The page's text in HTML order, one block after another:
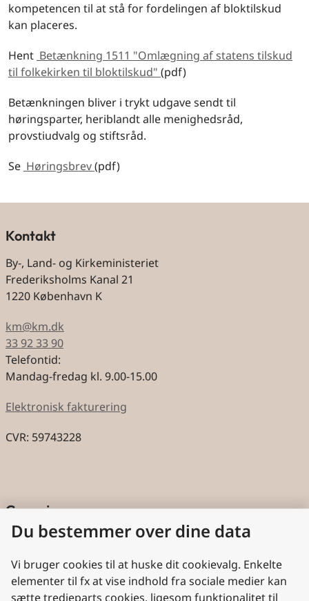
kompetencen til at stå for fordelingen af bloktilskud
kan placeres.
Hent Betænkning 1511 "Omlægning af statens tilskud
til folkekirken til bloktilskud" (pdf)
Betænkningen bliver i trykt udgave sendt til
høringsparter, heriblandt alle menighedsråd,
provstiudvalg og stiftsråd.
Se Høringsbrev(pdf)
Kontakt
By-, Land- og Kirkeministeriet
Frederiksholms Kanal 21
1220 København K
km@km.dk
33 92 33 90
Telefontid:
Mandag-fredag kl. 9.00-15.00
Elektronisk fakturering
CVR: 59743228
Genveje
Cookies
Aktindsigt
Persondatabeskyttelse
Du bestemmer over dine data
Vi bruger cookies til at huske dit cookievalg. Enkelte
elementer til fx at vise indhold fra sociale medier kan
sætte tredjeparts cookies, ligesom funktionalitet til